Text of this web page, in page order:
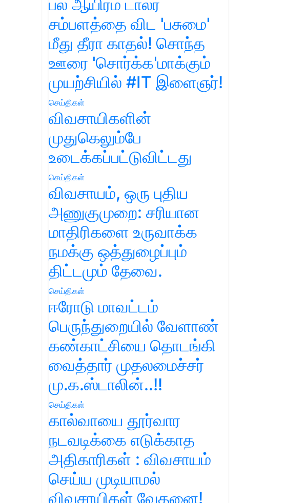
பல ஆயிரம் டாலர்
சம்பளத்தை விட 'பசுமை'
மீது தீரா காதல்! சொந்த
ஊரை 'சொர்க்க'மாக்கும்
முயற்சியில் #IT இளைஞர்!
செய்திகள்
விவசாயிகளின்
முதுகெலும்பே
உடைக்கப்பட்டுவிட்டது
செய்திகள்
விவசாயம், ஒரு புதிய
அணுகுமுறை: சரியான
மாதிரிகளை உருவாக்க
நமக்கு ஒத்துழைப்பும்
திட்டமும் தேவை.
செய்திகள்
ஈரோடு மாவட்டம்
பெருந்துறையில் வேளாண்
கண்காட்சியை தொடங்கி
வைத்தார் முதலமைச்சர்
மு.க.ஸ்டாலின்..!!
செய்திகள்
கால்வாயை தூர்வார
நடவடிக்கை எடுக்காத
அதிகாரிகள் : விவசாயம்
செய்ய முடியாமல்
விவசாயிகள் வேதனை!